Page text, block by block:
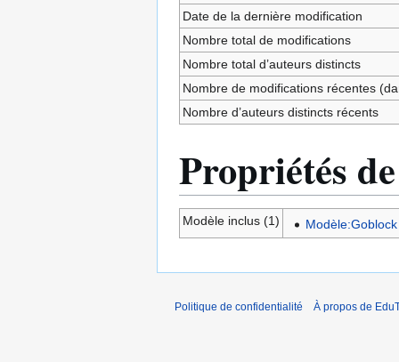
Date de la dernière modification
Nombre total de modifications
Nombre total d’auteurs distincts
Nombre de modifications récentes
Nombre d’auteurs distincts récents
Propriétés
Modèle inclus (1) Modèle:Goblock
Politique de confidentialité À propos de